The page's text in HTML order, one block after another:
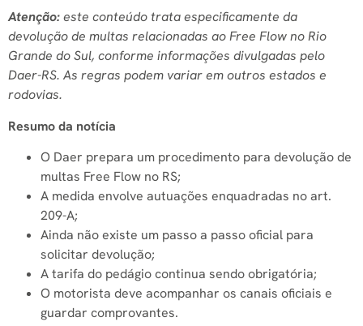
Atenção:este conteúdo trata especificamente da
devolução de multas relacionadas ao Free Flow no Rio
Grande do Sul, conforme informações divulgadas pelo
Daer-RS. As regras podem variar em outros estados e
rodovias.
Resumo da notícia
O Daer prepara um procedimento para devolução de
multas Free Flow no RS;
A medida envolve autuações enquadradas no art.
209-A;
Ainda não existe um passo a passo oficial para
solicitar devolução;
A tarifa do pedágio continua sendo obrigatória;
O motorista deve acompanhar os canais oficiais e
guardar comprovantes.